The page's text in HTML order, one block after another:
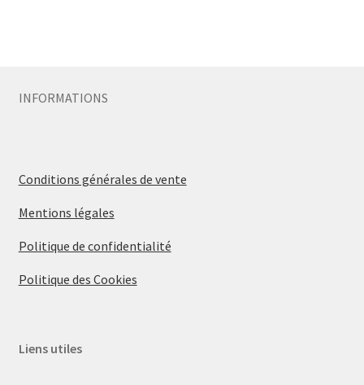
INFORMATIONS
Conditions générales de vente
Mentions légales
Politique de confidentialité
Politique des Cookies
Liens utiles